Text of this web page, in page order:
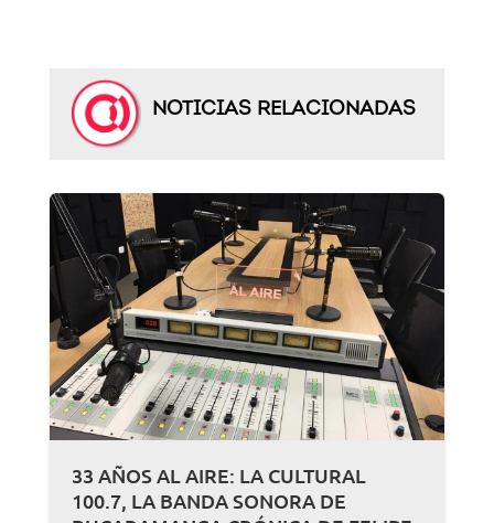
NOTICIAS RELACIONADAS
33 AÑOS AL AIRE: LA CULTURAL
100.7, LA BANDA SONORA DE